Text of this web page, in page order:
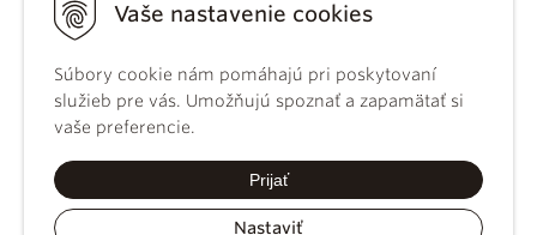
Vaše nastavenie cookies
Súbory cookie nám pomáhajú pri poskytovaní
služieb pre vás. Umožňujú spoznať a zapamätať si
vaše preferencie.
Prijať
Nastaviť
KBS
kánonického
práva
Katechizmus